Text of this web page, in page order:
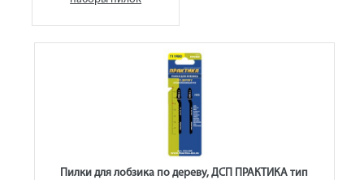
Пилки для лобзика по дереву, ДСП ПРАКТИКА тип